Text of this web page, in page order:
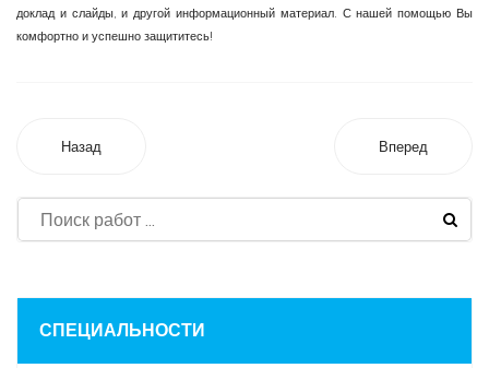
доклад и слайды, и другой информационный материал. С нашей помощью Вы
комфортно и успешно защититесь!
Назад Вперед
СПЕЦИАЛЬНОСТИ